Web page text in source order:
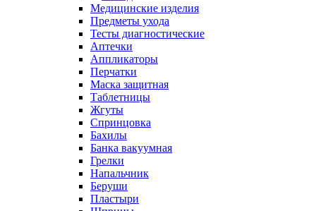
Медицинские изделия
Предметы ухода
Тесты диагностические
Аптечки
Аппликаторы
Перчатки
Маска защитная
Таблетницы
Жгуты
Спринцовка
Бахилы
Банка вакуумная
Грелки
Напальчник
Беруши
Пластыри